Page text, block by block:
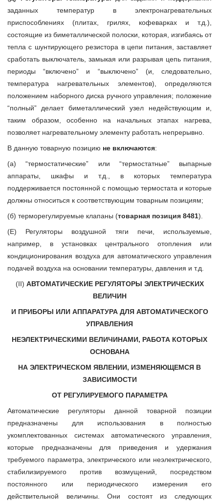
заданных температур в электронагревательных
приспособлениях (плитах, грилях, кофеварках и т.д.),
состоящие из биметаллической полоски, которая, изгибаясь от
тепла с шунтирующего резистора в цепи питания, заставляет
сработать выключатель, замыкая или разрывая цепь питания,
периоды “включено” и “выключено” (и, следовательно,
температура нагревательных элементов), определяются
положением наборного диска ручного управления; положение
“полный” делает биметаллический узел недействующим и,
таким образом, особенно на начальных этапах нагрева,
позволяет нагревательному элементу работать непрерывно.
В данную товарную позицию не включаются:
(а) “термостатические” или “термостатные” выпарные
аппараты, шкафы и т.д., в которых температура
поддерживается постоянной с помощью термостата и которые
должны относиться к соответствующим товарным позициям;
(б) терморегулируемые клапаны (товарная позиция 8481).
(Е) Регуляторы воздушной тяги печи, используемые,
например, в установках центрального отопления или
кондиционирования воздуха для автоматического управления
подачей воздуха на основании температуры, давления и т.д.
(II) АВТОМАТИЧЕСКИЕ РЕГУЛЯТОРЫ ЭЛЕКТРИЧЕСКИХ
ВЕЛИЧИН
И ПРИБОРЫ ИЛИ АППАРАТУРА ДЛЯ АВТОМАТИЧЕСКОГО
УПРАВЛЕНИЯ
НЕЭЛЕКТРИЧЕСКИМИ ВЕЛИЧИНАМИ, РАБОТА КОТОРЫХ
ОСНОВАНА
НА ЭЛЕКТРИЧЕСКОМ ЯВЛЕНИИ, ИЗМЕНЯЮЩЕМСЯ В
ЗАВИСИМОСТИ
ОТ РЕГУЛИРУЕМОГО ПАРАМЕТРА
Автоматические регуляторы данной товарной позиции
предназначены для использования в полностью
укомплектованных системах автоматического управления,
которые предназначены для приведения и удержания
требуемого параметра, электрического или неэлектрического,
стабилизируемого против возмущений, посредством
постоянного или периодического измерения его
действительной величины. Они состоят из следующих